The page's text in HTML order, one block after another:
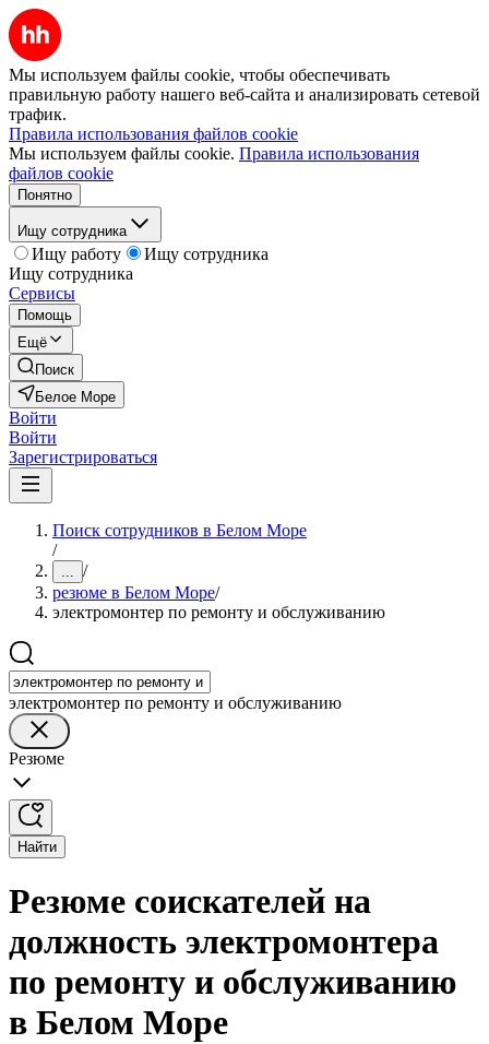
Мы используем файлы cookie, чтобы обеспечивать
правильную работу нашего веб-сайта и анализировать сетевой
трафик.
Правила использования файлов cookie
Мы используем файлы cookie. Правила использования
файлов cookie
Понятно
Ищу сотрудника
Ищу работу
Ищу сотрудника
Ищу сотрудника
Сервисы
Помощь
Ещё
Поиск
Белое Море
Войти
Войти
Зарегистрироваться
Поиск сотрудников в Белом Море
/
... /
резюме в Белом Море/
электромонтер по ремонту и обслуживанию
электромонтер по ремонту и обслуживанию
Резюме
Найти
Резюме соискателей на
должность электромонтера
по ремонту и обслуживанию
в Белом Море